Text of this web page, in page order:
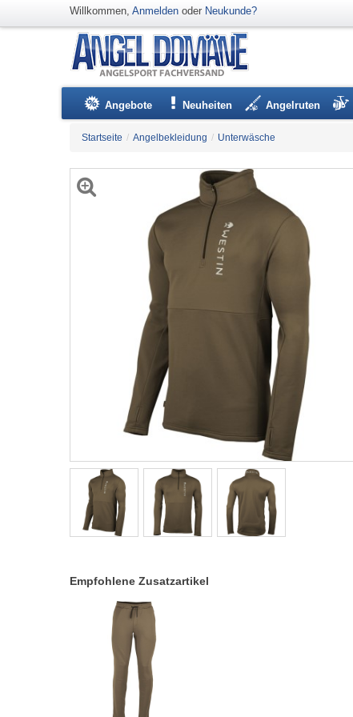
Willkommen, Anmelden oder Neukunde?
Angebote Neuheiten Angelruten
Startseite / Angelbekleidung / Unterwäsche
Empfohlene Zusatzartikel